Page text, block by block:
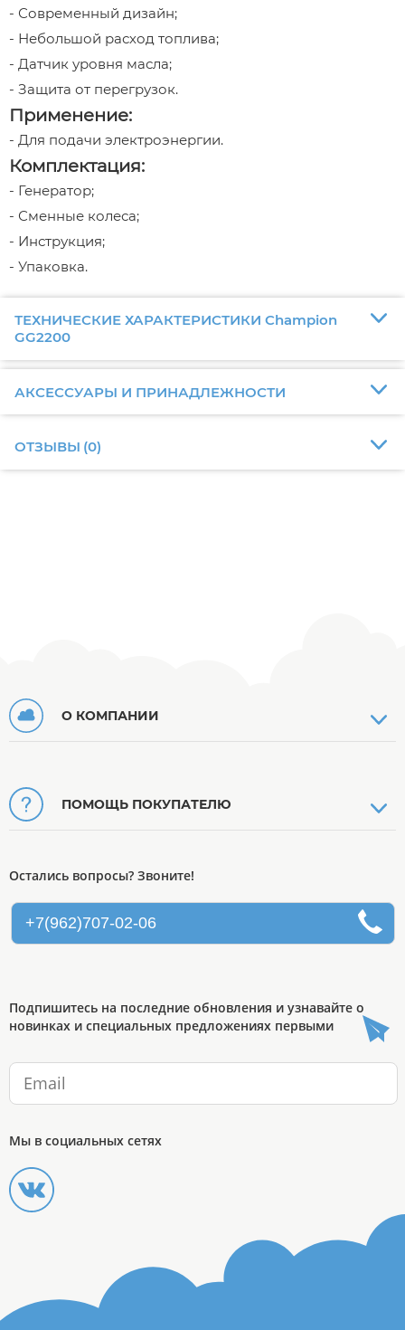
- Современный дизайн;
- Небольшой расход топлива;
- Датчик уровня масла;
- Защита от перегрузок.
Применение:
- Для подачи электроэнергии.
Комплектация:
- Генератор;
- Сменные колеса;
- Инструкция;
- Упаковка.
ТЕХНИЧЕСКИЕ ХАРАКТЕРИСТИКИ Champion
GG2200
АКСЕССУАРЫ И ПРИНАДЛЕЖНОСТИ
ОТЗЫВЫ (0)
О КОМПАНИИ
ПОМОЩЬ ПОКУПАТЕЛЮ
Остались вопросы? Звоните!
+7(962)707-02-06
Подпишитесь на последние обновления и узнавайте о
новинках и специальных предложениях первыми
Мы в социальных сетях